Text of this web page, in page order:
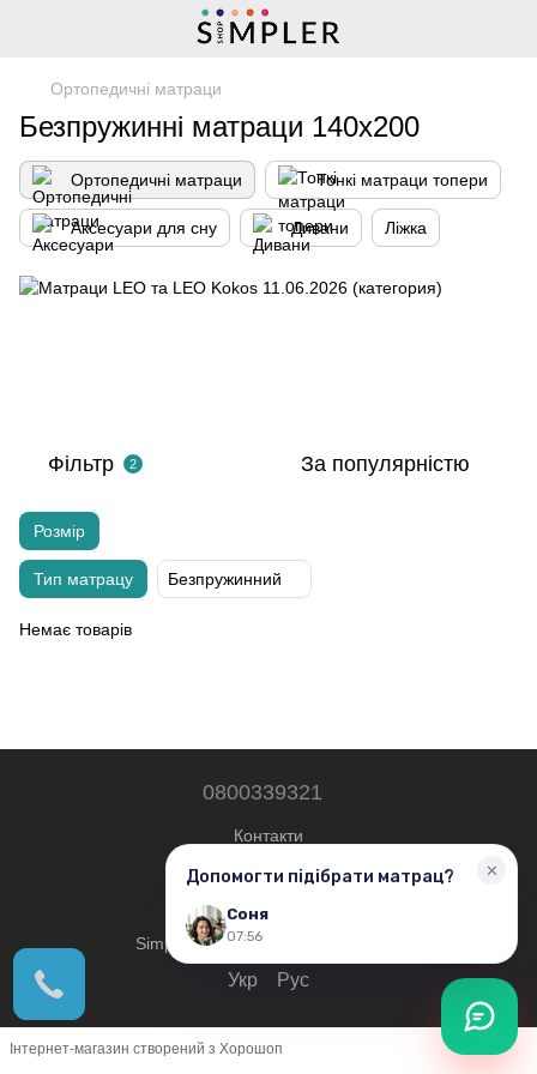
Ортопедичні матраци
Безпружинні матраци 140х200
Ортопедичні матраци Тонкі матраци топери
Аксесуари для сну Дивани Ліжка
Фільтр 2 За популярністю
Розмір
Тип матрацу Безпружинний
Немає товарів
0800339321
Контакти
Повна версія сайту
© 2019—2026
Simplershop - Всі права захищені.
Укр Рус
Інтернет-магазин створений з Хорошоп